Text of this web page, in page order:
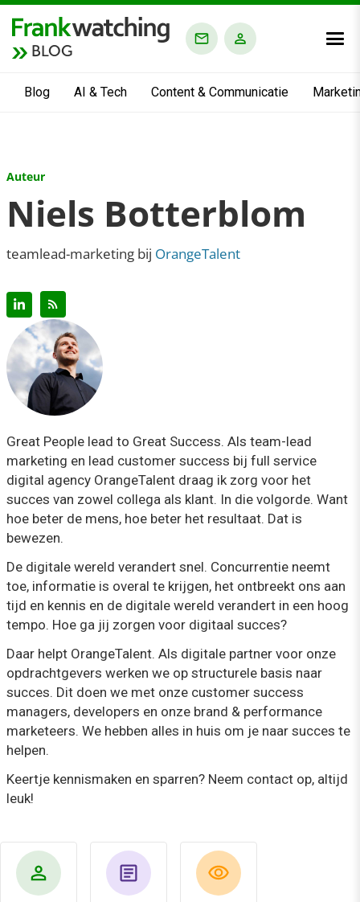
BLOG
Blog AI & Tech Content & Communicatie
Auteur
Niels Botterblom
teamlead-marketing bij OrangeTalent
Great People lead to Great Success. Als team-lead
marketing en lead customer success bij full service
digital agency OrangeTalent draag ik zorg voor het
succes van zowel collega als klant. In die volgorde. Want
hoe beter de mens, hoe beter het resultaat. Dat is
bewezen.
De digitale wereld verandert snel. Concurrentie neemt
toe, informatie is overal te krijgen, het ontbreekt ons aan
tijd en kennis en de digitale wereld verandert in een hoog
tempo. Hoe ga jij zorgen voor digitaal succes?
Daar helpt OrangeTalent. Als digitale partner voor onze
opdrachtgevers werken we op structurele basis naar
succes. Dit doen we met onze customer success
managers, developers en onze brand & performance
marketeers. We hebben alles in huis om je naar succes te
helpen.
Keertje kennismaken en sparren? Neem contact op, altijd
leuk!